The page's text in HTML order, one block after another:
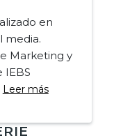
en
media.
Marketing y
IEBS
Leer más